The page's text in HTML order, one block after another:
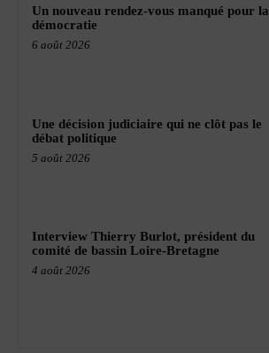
Un nouveau rendez-vous manqué pour la
démocratie
6 août 2026
Une décision judiciaire qui ne clôt pas le
débat politique
5 août 2026
Interview Thierry Burlot, président du
comité de bassin Loire-Bretagne
4 août 2026